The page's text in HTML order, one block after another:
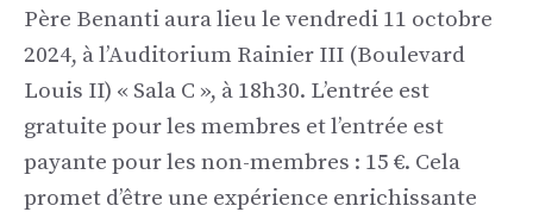
Père Benanti aura lieu le vendredi 11 octobre
2024, à l’Auditorium Rainier III (Boulevard
Louis II) « Sala C », à 18h30. L’entrée est
gratuite pour les membres et l’entrée est
payante pour les non-membres : 15 €. Cela
promet d’être une expérience enrichissante